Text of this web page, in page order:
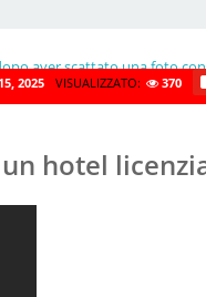
2025 VISUALIZZATO: 370
hotel